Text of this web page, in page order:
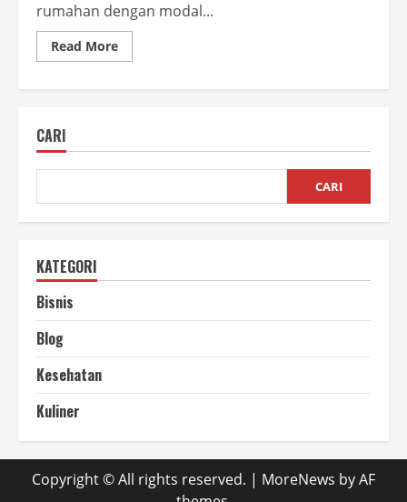
rumahan dengan modal...
Read MoreRead
more
Menjanjikan
CARI
CARI
KATEGORI
Bisnis
Blog
Kesehatan
Kuliner
Copyright © All rights reserved. | MoreNews by AF